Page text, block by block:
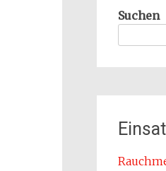
Suchen